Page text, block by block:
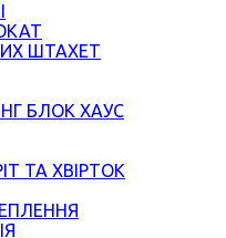
ШТАХЕТ
БЛОК ХАУС
ТА ХВІРТОК